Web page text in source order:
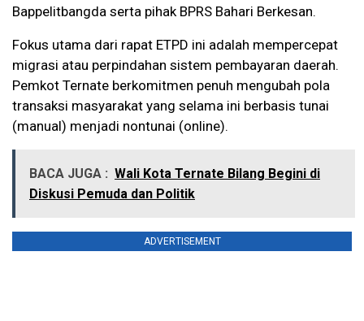
Bappelitbangda serta pihak BPRS Bahari Berkesan.
Fokus utama dari rapat ETPD ini adalah mempercepat
migrasi atau perpindahan sistem pembayaran daerah.
Pemkot Ternate berkomitmen penuh mengubah pola
transaksi masyarakat yang selama ini berbasis tunai
(manual) menjadi nontunai (online).
BACA JUGA : Wali Kota Ternate Bilang Begini di
Diskusi Pemuda dan Politik
ADVERTISEMENT